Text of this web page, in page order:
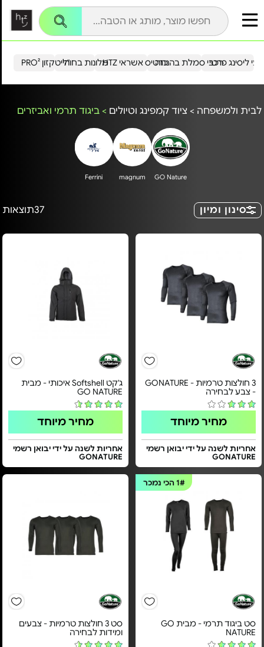
הייטקזון PRO²מלונות בחו"ל כרטיס אשראי HTZ ליסינג פרטירכבי סמלת בהנחה
לבית ולמשפחה > ציוד קמפינג וטיולים > ביגוד תרמי ואביזרים
GO Nature
magnum
Ferrini
סינון ומיון 37תוצאות
3 חולצות טרמיות - GONATURE
- צבע לבחירה
מחיר מיוחד
אחריות לשנה על ידי יבואן רשמי
GONATURE
ג'קט Softshell איכותי - מבית
GO NATURE
מחיר מיוחד
אחריות לשנה על ידי יבואן רשמי
GONATURE
1#הכי נמכר
סט ביגוד תרמי - מבית GO
NATURE
סט 3 חולצות טרמיות - צבעים
ומידות לבחירה